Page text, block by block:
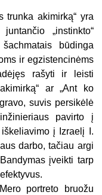
trunka akimirką“ yra
„instinkto“
būdinga
ir egzistencinėms
rašyti ir leisti
ar „Ant ko
suvis persikėlė
pavirto į
į Izraelį I.
darbo, tačiau argi
įveikti tarp
portreto bruožu